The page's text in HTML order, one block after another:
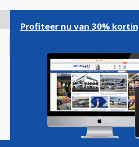
gaan
Magazine Podcasts
Profiteer nu van 30%